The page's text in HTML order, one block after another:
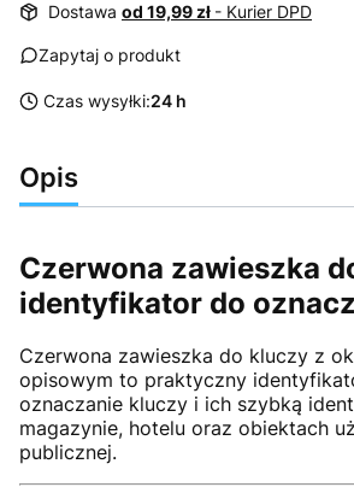
Dostawa od 19,99 zł - Kurier DPD
Zapytaj o produkt
Czas wysyłki:24 h
Opis
Czerwona zawieszka
identyfikator do
Czerwona zawieszka do kluczy z
opisowym to praktyczny
oznaczanie kluczy i ich szybką
magazynie, hotelu oraz obiektach
publicznej.